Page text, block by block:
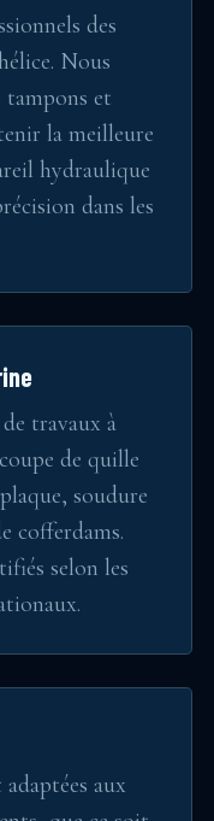
des
Nous
tampons et
la meilleure
hydraulique
dans les
travaux à
de quille
soudure
cofferdams.
selon les
aux